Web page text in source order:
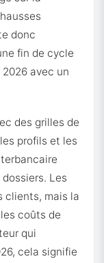
donc
fin de cycle
avec un
des grilles de
profils et les
Les
clients, mais la
coûts de
qui
cela signifie